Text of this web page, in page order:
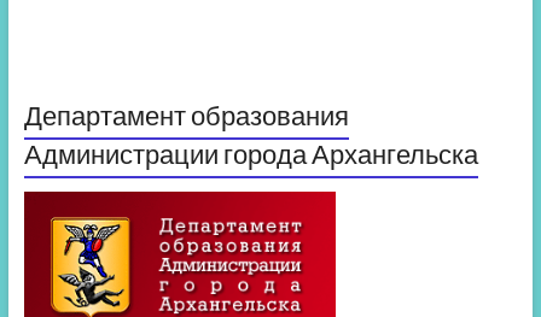
Департамент образования
Администрации города Архангельска